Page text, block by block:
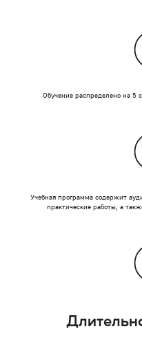
Обучение распределено на 5
Учебная программа содержит
практические работы, а